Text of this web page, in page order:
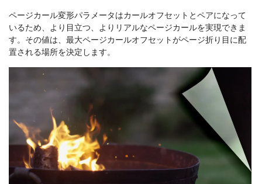
ページカール変形パラメータはカールオフセットとペアになって
いるため、より目立つ、よりリアルなページカールを実現できま
す。その値は、最大ページカールオフセットがページ折り目に配
置される場所を決定します。